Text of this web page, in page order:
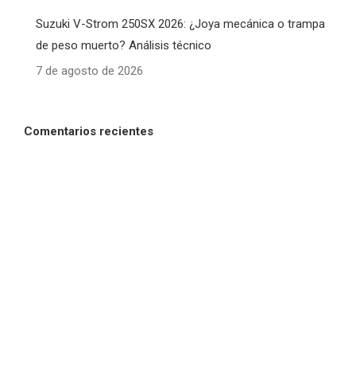
Suzuki V-Strom 250SX 2026: ¿Joya mecánica o trampa
de peso muerto? Análisis técnico
7 de agosto de 2026
Comentarios recientes